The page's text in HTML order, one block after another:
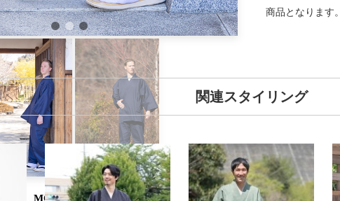
MODEL DATA
商品となります。
関連スタイリング